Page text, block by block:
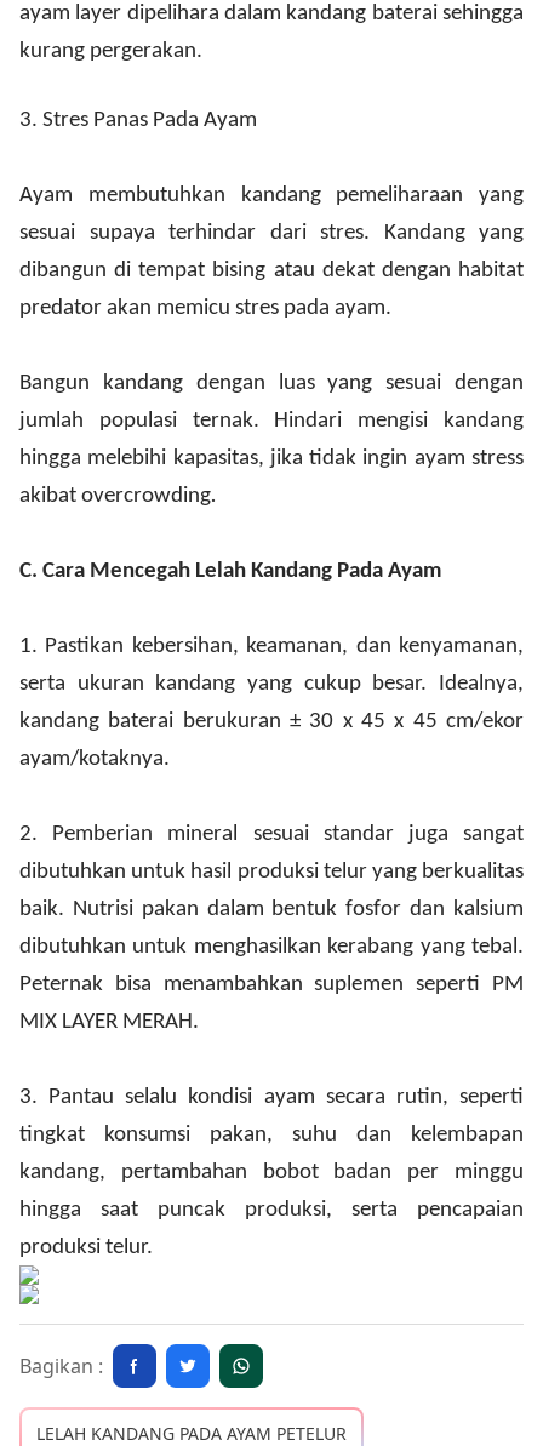
ayam layer dipelihara dalam kandang baterai sehingga
kurang pergerakan.
3. Stres Panas Pada Ayam
Ayam membutuhkan kandang pemeliharaan yang
sesuai supaya terhindar dari stres. Kandang yang
dibangun di tempat bising atau dekat dengan habitat
predator akan memicu stres pada ayam.
Bangun kandang dengan luas yang sesuai dengan
jumlah populasi ternak. Hindari mengisi kandang
hingga melebihi kapasitas, jika tidak ingin ayam stress
akibat overcrowding.
C. Cara Mencegah Lelah Kandang Pada Ayam
1. Pastikan kebersihan, keamanan, dan kenyamanan,
serta ukuran kandang yang cukup besar. Idealnya,
kandang baterai berukuran ± 30 x 45 x 45 cm/ekor
ayam/kotaknya.
2. Pemberian mineral sesuai standar juga sangat
dibutuhkan untuk hasil produksi telur yang berkualitas
baik. Nutrisi pakan dalam bentuk fosfor dan kalsium
dibutuhkan untuk menghasilkan kerabang yang tebal.
Peternak bisa menambahkan suplemen seperti PM
MIX LAYER MERAH.
3. Pantau selalu kondisi ayam secara rutin, seperti
tingkat konsumsi pakan, suhu dan kelembapan
kandang, pertambahan bobot badan per minggu
hingga saat puncak produksi, serta pencapaian
produksi telur.
Bagikan :
LELAH KANDANG PADA AYAM PETELUR